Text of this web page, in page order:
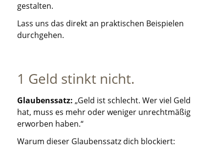
gestalten.
Lass uns das direkt an praktischen Beispielen
durchgehen.
1 Geld stinkt nicht.
Glaubenssatz: „Geld ist schlecht. Wer viel Geld
hat, muss es mehr oder weniger unrechtmäßig
erworben haben.“
Warum dieser Glaubenssatz dich blockiert: